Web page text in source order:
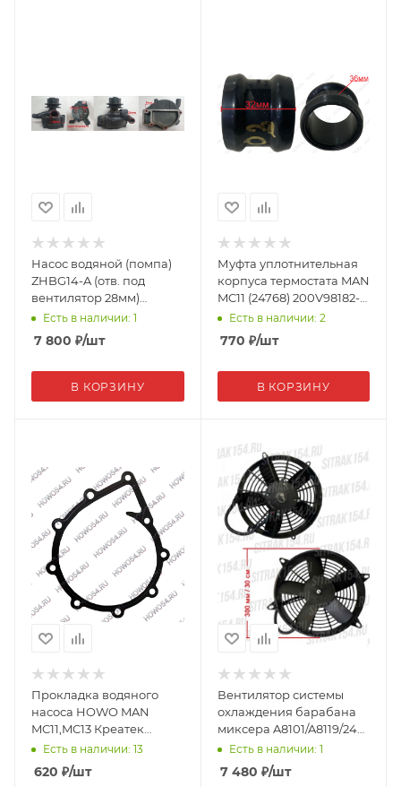
Насос водяной (помпа)
ZHBG14-A (отв. под
вентилятор 28мм)
P00080 (5470207)
Есть в наличии: 1
7 800 ₽/шт
В КОРЗИНУ
Муфта уплотнительная
корпуса термостата MAN
MC11 (24768) 200V98182-
0003
Есть в наличии: 2
770 ₽/шт
В КОРЗИНУ
Прокладка водяного
насоса HOWO MAN
MC11,MC13 Креатек
201V06901-0192 CK9623
Есть в наличии: 13
620 ₽/шт
Вентилятор системы
охлаждения барабана
миксера A8101/A8119/24V
(18331)
Есть в наличии: 1
7 480 ₽/шт